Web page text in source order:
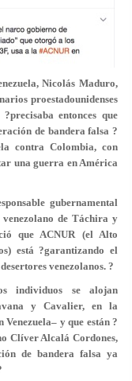
Nicolás Maduro,
proestadounidenses
entonces que
de bandera falsa ?
contra Colombia, con
una guerra en América
gubernamental
de Táchira y
que ACNUR (el Alto
está ?garantizando el
venezolanos. ?
individuos se alojan
y Cavalier, en la
y que están ?
Clíver Alcalá Cordones,
de bandera falsa ya